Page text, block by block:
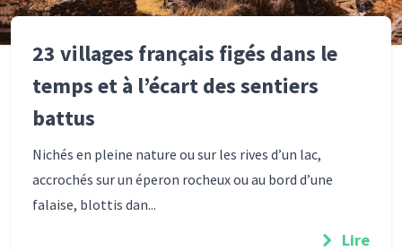
23 villages français figés dans le
temps et à l’écart des sentiers
battus
Nichés en pleine nature ou sur les rives d’un lac,
accrochés sur un éperon rocheux ou au bord d’une
falaise, blottis dan...
Lire